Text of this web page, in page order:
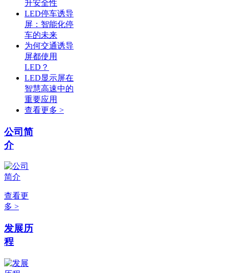
升安全性
LED停车诱导
屏：智能化停
车的未来
为何交通诱导
屏都使用
LED？
LED显示屏在
智慧高速中的
重要应用
查看更多 >
公司简
介
查看更
多 >
发展历
程